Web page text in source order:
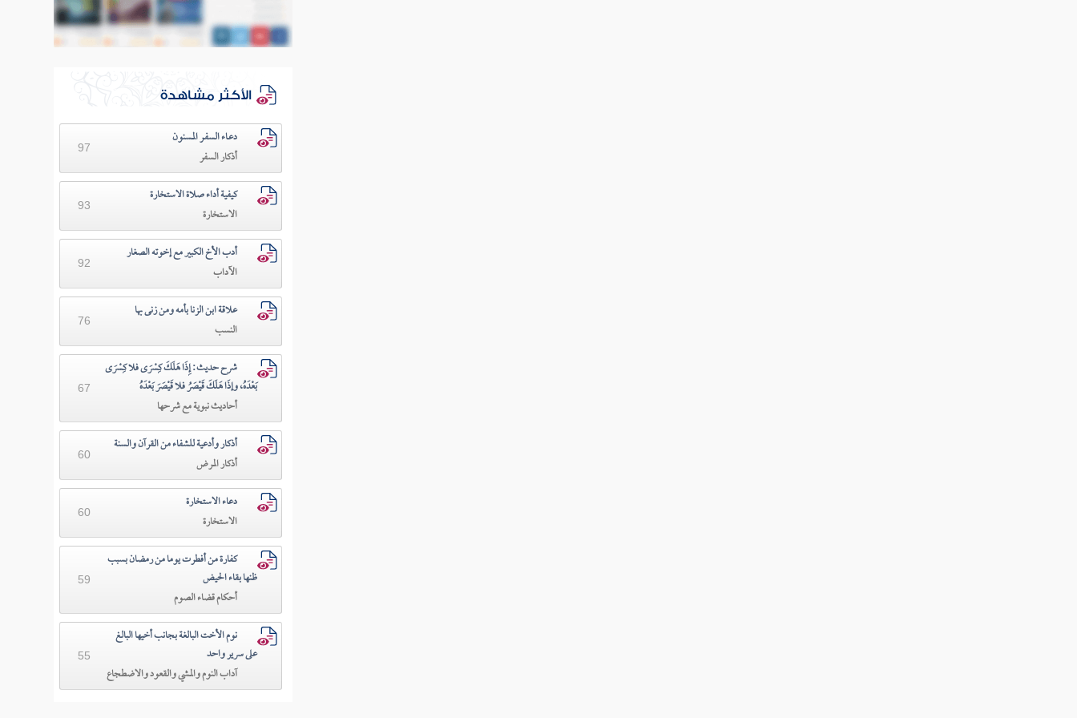
الأكثر مشاهدة
دعـاء السفـر المسنون
أذكار السفر
97
كيفية أداء صلاة الاستخارة
الاستخارة
93
أدب الأخ الكبير مع إخوته الصغار
الآداب
92
علاقة ابن الزنا بأمه ومن زنى بها
النسب
76
شرح حديث: إِذَا هَلَكَ كِسْرَى فلا كِسْرَى
بَعْدَهُ، وإذَا هَلَكَ قَيْصَرُ فلا قَيْصَرَ بَعْدَهُ
أحاديث نبوية مع شرحها
67
أذكار وأدعية للشفاء من القرآن والسنة
أذكار المرض
60
دعاء الاستخارة
الاستخارة
60
كفارة من أفطرت يوما من رمضان بسبب
ظنها بقاء الحيض
أحكام قضاء الصوم
59
نوم الأخت البالغة بجانب أخيها البالغ
على سرير واحد
آداب النوم والمشي والقعود والاضطجاع
55